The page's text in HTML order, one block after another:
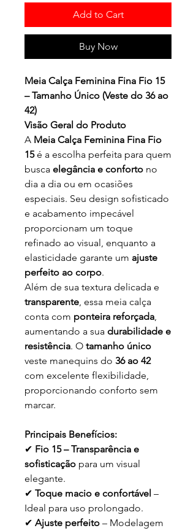
Add to Cart
Buy Now
Meia Calça Feminina Fina Fio 15
– Tamanho Único (Veste do 36 ao
42)
Visão Geral do Produto
A Meia Calça Feminina Fina Fio
15é a escolha perfeita para quem
busca elegância e conforto no
dia a dia ou em ocasiões
especiais. Seu design sofisticado
e acabamento impecável
proporcionam um toque
refinado ao visual, enquanto a
elasticidade garante um ajuste
perfeito ao corpo.
Além de sua textura delicada e
transparente, essa meia calça
conta com ponteira reforçada,
aumentando a sua durabilidade e
resistência. O tamanho único
veste manequins do 36 ao 42
com excelente flexibilidade,
proporcionando conforto sem
marcar.
Principais Benefícios:
✔ Fio 15 – Transparência e
sofisticação para um visual
elegante.
✔ Toque macio e confortável –
Ideal para uso prolongado.
✔ Ajuste perfeito – Modelagem